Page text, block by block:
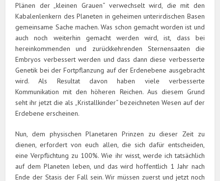
Plänen der „kleinen Grauen“ verwechselt wird, die mit den
Kabalenlenkern des Planeten in geheimen unterirdischen Basen
gemeinsame Sache machen. Was schon gemacht worden ist und
auch noch weiterhin gemacht werden wird, ist, dass bei
hereinkommenden und zurückkehrenden Sternensaaten die
Embryos verbessert werden und dass dann diese verbesserte
Genetik bei der Fortpflanzung auf der Erdenebene ausgebracht
wird. Als Resultat davon haben viele verbesserte
Kommunikation mit den höheren Reichen. Aus diesem Grund
seht ihr jetzt die als „Kristallkinder“ bezeichneten Wesen auf der
Erdebene erscheinen.
Nun, dem physischen Planetaren Prinzen zu dieser Zeit zu
dienen, erfordert von euch allen, die sich dafür entscheiden,
eine Verpflichtung zu 100%. Wie ihr wisst, werde ich tatsächlich
auf dem Planeten leben, und das wird hoffentlich 1 Jahr nach
Ende der Stasis der Fall sein. Wir müssen zuerst und jetzt noch